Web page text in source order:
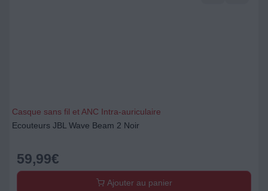
Casque sans fil et ANC Intra-auriculaire
Ecouteurs JBL Wave Beam 2 Noir
59,99€
Ajouter au panier